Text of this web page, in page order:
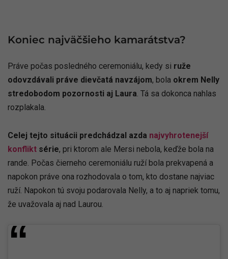
Koniec najväčšieho kamarátstva?
Práve počas posledného ceremoniálu, kedy si ruže
odovzdávali práve dievčatá navzájom, bola okrem Nelly
stredobodom pozornosti aj Laura. Tá sa dokonca nahlas
rozplakala.
Celej tejto situácii predchádzal azda najvyhrotenejší
konflikt série, pri ktorom ale Mersi nebola, keďže bola na
rande. Počas čierneho ceremoniálu ruží bola prekvapená a
napokon práve ona rozhodovala o tom, kto dostane najviac
ruží. Napokon tú svoju podarovala Nelly, a to aj napriek tomu,
že uvažovala aj nad Laurou.